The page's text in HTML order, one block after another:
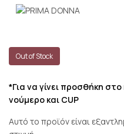
Out of Stock
*Για να γίνει προσθήκη
νούμερο και CUP
Αυτό το προϊόν είναι